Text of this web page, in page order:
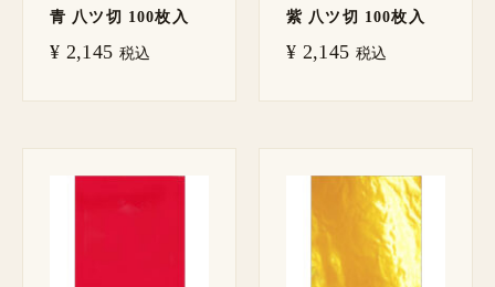
青 八ツ切 100枚入
¥ 2,145 税込
紫 八ツ切 100枚入
¥ 2,145 税込